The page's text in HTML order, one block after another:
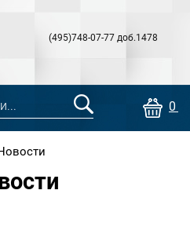
(495)748-07-77 доб.1478
0